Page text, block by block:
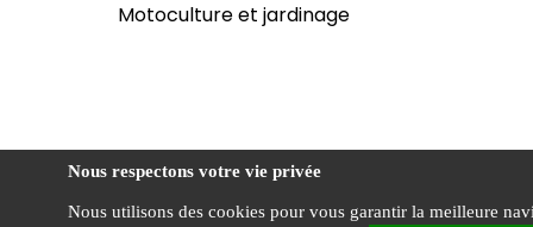
Motoculture et jardinage
Nous respectons votre vie privée
Nous utilisons des cookies pour vous garantir la meilleure